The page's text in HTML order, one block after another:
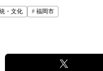
・文化 福岡市